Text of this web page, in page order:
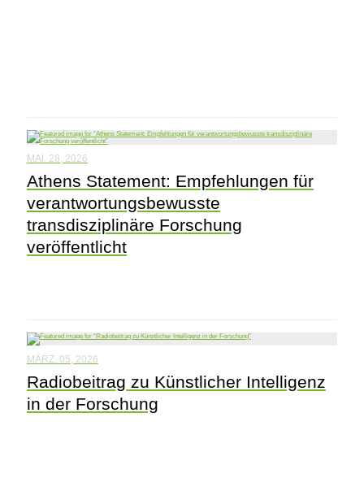
MAI. 28, 2026
Athens Statement: Empfehlungen für
verantwortungsbewusste
transdisziplinäre Forschung
veröffentlicht
MÄRZ. 05, 2026
Radiobeitrag zu Künstlicher Intelligenz
in der Forschung